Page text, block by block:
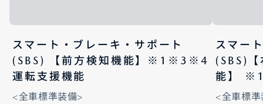
スマート・ブレーキ・サポート
(SBS) 【前方検知機能】※1※3※4
運転支援機能
<全車標準装備>
スマー
(SBS)
能】
<全車標